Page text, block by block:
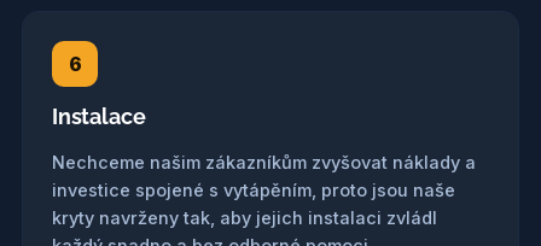
6
Instalace
Nechceme našim zákazníkům zvyšovat náklady a
investice spojené s vytápěním, proto jsou naše
kryty navrženy tak, aby jejich instalaci zvládl